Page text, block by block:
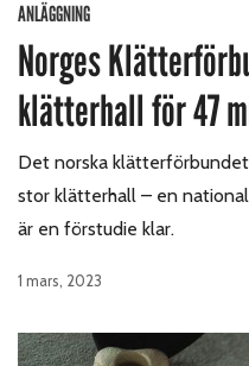
ANLÄGGNING
Norges
klätterhall för 47
Det norska
stor klätterhall – en
är en förstudie klar.
1 mars, 2023